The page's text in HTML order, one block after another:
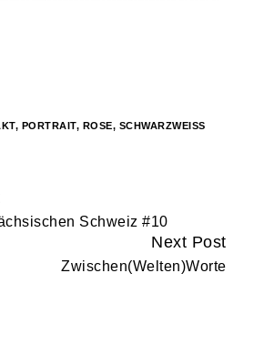
, PORTRAIT, ROSE, SCHWARZWEISS
Schweiz #10
Next Post
Zwischen(Welten)Worte